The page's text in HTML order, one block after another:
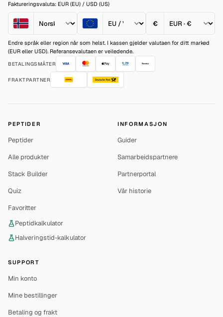
Faktureringsvaluta: EUR (EU) / USD (US)
€
Endre språk eller region når som helst. I kassen gjelder valutaen for ditt marked
(EUR eller USD). Referansevalutaen er veiledende.
BETALINGSMÅTER
FRAKTPARTNER
PEPTIDER
Peptider
Alle produkter
Stack Builder
Quiz
Favoritter
Peptidkalkulator
Halveringstid-kalkulator
INFORMASJON
Guider
Samarbeidspartnere
Partnerportal
Vår historie
SUPPORT
Min konto
Mine bestillinger
Betaling og frakt